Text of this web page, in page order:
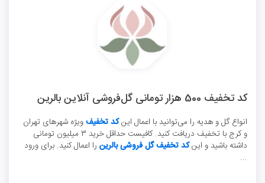
کد تخفیف 500 هزار تومانی گل‌فروشی آنلاین بالرین
انواع گل و هدیه را می‌توانید با اعمال اینکد تخفیفویژه شهرهای تهران
و کرج با تخفیف دریافت کنید. کافیست حداقل خرید 3 میلیون تومانی
داشته باشید و اینکد تخفیف گل فروشی بالرین را اعمال کنید. برای ورود
...